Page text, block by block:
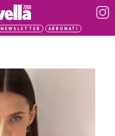
NEWSLETTER ABBONATI